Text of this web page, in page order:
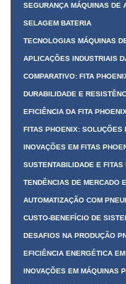
SEGURANÇA MÁQUINAS DE
SELAGEM BATERIA
TECNOLOGIAS MÁQUINAS
APLICAÇÕES INDUSTRIAIS
COMPARATIVO: FITA
DURABILIDADE E
EFICIÊNCIA DA FITA
FITAS PHOENIX: SOLUÇÕES
INOVAÇÕES EM FITAS
SUSTENTABILIDADE E FITAS
TENDÊNCIAS DE MERCADO
AUTOMATIZAÇÃO COM
CUSTO-BENEFÍCIO DE
DESAFIOS NA PRODUÇÃO
EFICIÊNCIA ENERGÉTICA
INOVAÇÕES EM MÁQUINAS